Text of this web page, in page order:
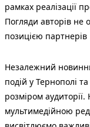
рамках реалізації
Погляди авторів не
позицією партнерів
Незалежний
подій у Тернополі
розміром
мультимедійною